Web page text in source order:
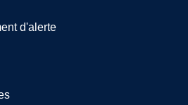
d'alerte